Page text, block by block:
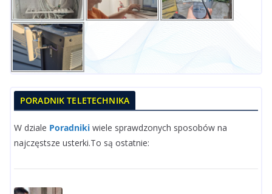
PORADNIK TELETECHNIKA
W dziale Poradniki wiele sprawdzonych sposobów na
najczęstsze usterki.To są ostatnie: